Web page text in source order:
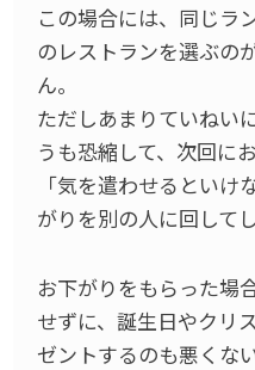
この場合には、同じラ
のレストランを選ぶの
ん。
ただしあまりていねい
うも恐縮して、次回に
「気を遣わせるとい
がりを別の人に回して
お下がりをもらった場
せずに、誕生日やクリ
ゼントするのも悪くな